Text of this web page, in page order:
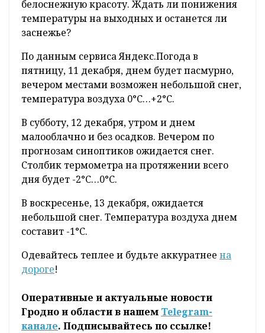
Снежная зима, которая, казалось, осталась
месяцев", второй день радует горожан.
Хлопья снега неспешно укрыли улицы
города, а легкий мороз подкрепил
белоснежную красоту. Ждать ли понижения
температуры на выходных и останется ли
заснежье?
По данным сервиса Яндекс.Погода в
пятницу, 11 декабря, днем будет пасмурно,
вечером местами возможен небольшой снег,
температура воздуха 0°С…+2°С.
малооблачно и без осадков. Вечером по
прогнозам синоптиков ожидается снег.
Столбик термометра на протяжении всего